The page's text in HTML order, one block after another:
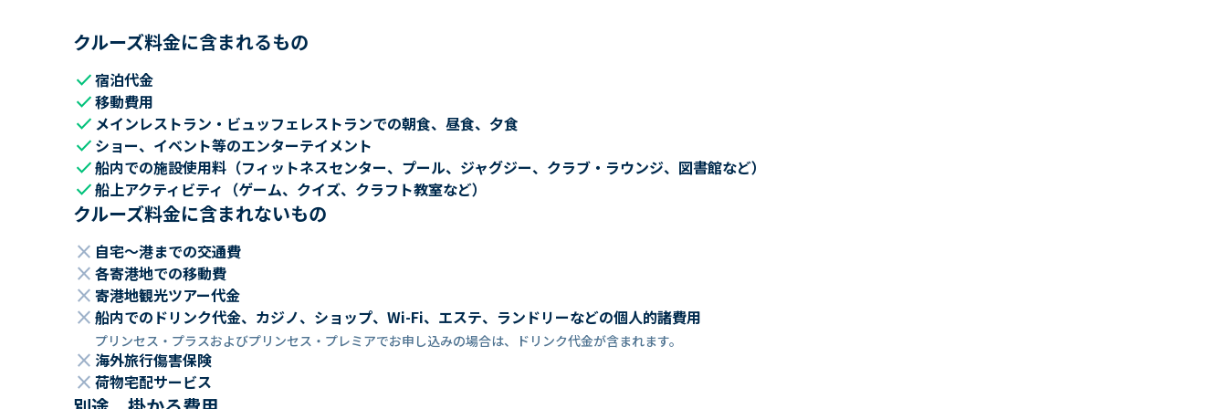
クルーズ料金に含まれるもの
check宿泊代金
check移動費用
check メインレストラン・ビュッフェレストランでの朝食、昼食、夕食
check ショー、イベント等のエンターテイメント
check船内での施設使用料（フィットネスセンター、プール、ジャグジー、クラブ・ラウンジ、図書館など）
check船上アクティビティ（ゲーム、クイズ、クラフト教室など）
クルーズ料金に含まれないもの
close 自宅～港までの交通費
close 各寄港地での移動費
close 寄港地観光ツアー代金
close 船内でのドリンク代金、カジノ、ショップ、Wi-Fi、エステ、ランドリーなどの個人的諸費用
プリンセス・プラスおよびプリンセス・プレミアでお申し込みの場合は、ドリンク代金が含まれます。
close 海外旅行傷害保険
close 荷物宅配サービス